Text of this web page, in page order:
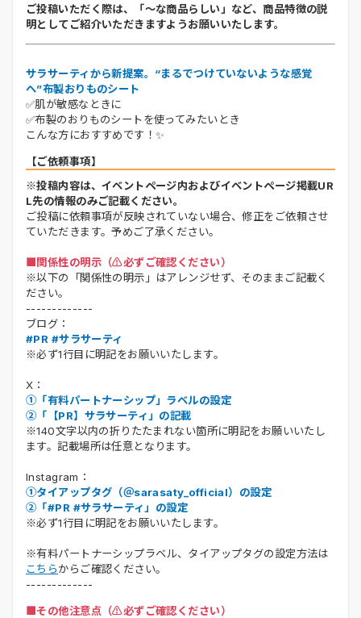
ご投稿いただく際は、「～な商品らしい」など、商品特徴の説
明としてご紹介いただきますようお願いいたします。
サラサーティから新提案。“まるでつけていないような感覚
へ”布製おりものシート
✅肌が敏感なときに
✅布製のおりものシートを使ってみたいとき
こんな方におすすめです！✨
【ご依頼事項】
※投稿内容は、イベントページ内およびイベントページ掲載UR
L先の情報のみご記載ください。
ご投稿に依頼事項が反映されていない場合、修正をご依頼させ
ていただきます。予めご了承ください。
■関係性の明示（⚠️必ずご確認ください）
※以下の「関係性の明示」はアレンジせず、そのままご記載く
ださい。
-------------
ブログ：
#PR #サラサーティ
※必ず1行目に明記をお願いいたします。
X：
①「有料パートナーシップ」ラベルの設定
②「【PR】サラサーティ」の記載
※140文字以内の折りたたまれない箇所に明記をお願いいたし
ます。記載場所は任意となります。
Instagram：
①タイアップタグ（＠sarasaty_official）の設定
②「#PR #サラサーティ」の設定
※必ず1行目に明記をお願いいたします。
※有料パートナーシップラベル、タイアップタグの設定方法は
こちらからご確認ください。
-------------
■その他注意点（⚠️必ずご確認ください）